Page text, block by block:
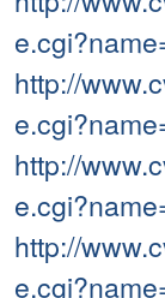
http://
http://
http://